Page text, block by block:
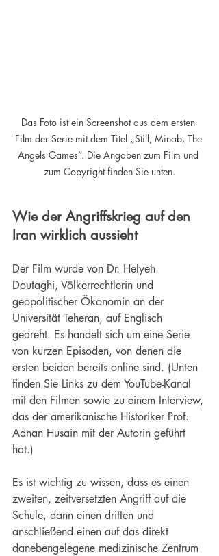
Das Foto ist ein Screenshot aus dem ersten
Film der Serie mit dem Titel „Still, Minab, The
Angels Games“. Die Angaben zum Film und
zum Copyright finden Sie unten.
Wie der Angriffskrieg auf den
Iran wirklich aussieht
Der Film wurde von Dr. Helyeh
Doutaghi, Völkerrechtlerin und
geopolitischer Ökonomin an der
Universität Teheran, auf Englisch
gedreht. Es handelt sich um eine Serie
von kurzen Episoden, von denen die
ersten beiden bereits online sind. (Unten
finden Sie Links zu dem YouTube-Kanal
mit den Filmen sowie zu einem Interview,
das der amerikanische Historiker Prof.
Adnan Husain mit der Autorin geführt
hat.)
Es ist wichtig zu wissen, dass es einen
zweiten, zeitversetzten Angriff auf die
Schule, dann einen dritten und
anschließend einen auf das direkt
danebengelegene medizinische Zentrum